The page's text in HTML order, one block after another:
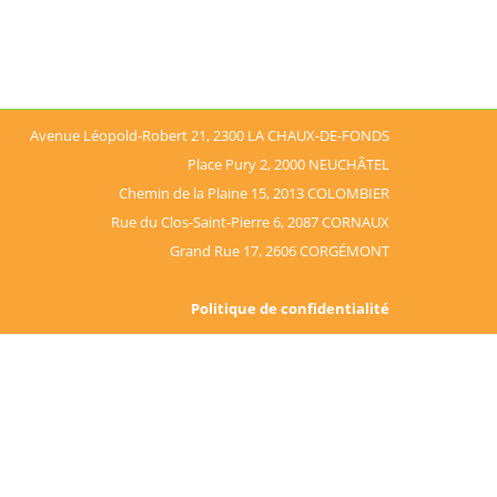
Avenue Léopold-Robert 21, 2300 LA CHAUX-DE-FONDS
Place Pury 2, 2000 NEUCHÂTEL
Chemin de la Plaine 15, 2013 COLOMBIER
Rue du Clos-Saint-Pierre 6, 2087 CORNAUX
Grand Rue 17, 2606 CORGÉMONT
Politique de confidentialité